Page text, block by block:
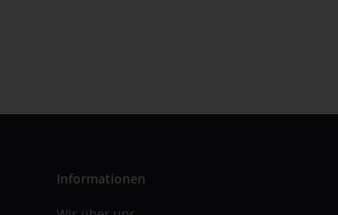
Informationen